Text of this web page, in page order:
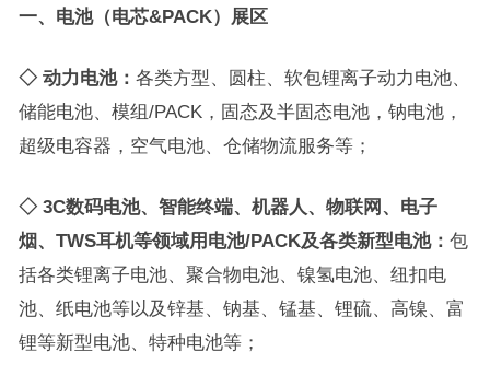
一、电池（电芯&PACK）展区
◇ 动力电池： 各类方型、圆柱、软包锂离子动力电池、
储能电池、模组/PACK，固态及半固态电池，钠电池，
超级电容器，空气电池、仓储物流服务等；
◇ 3C数码电池、智能终端、机器人、 物联网、电子
烟、TWS耳机等领域用电池/PACK及各类新型电池： 包
括各类锂离子电池、聚合物电池、镍氢电池、纽扣电
池、纸电池等以及锌基、钠基、锰基、锂硫、高镍、富
锂等新型电池、特种电池等；